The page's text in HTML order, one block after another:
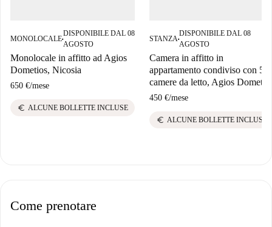
MONOLOCALE■
DISPONIBILE DAL 08
AGOSTO
Monolocale in affitto ad Agios
Dometios, Nicosia
650 €/mese
euro ALCUNE BOLLETTE INCLUSE
STANZA■
DISPONIBILE DAL 08
AGOSTO
Camera in affitto in
appartamento condiviso con 5
camere da letto, Agios
450 €/mese
euro ALCUNE BOLLETTE INCLUSE
Come prenotare